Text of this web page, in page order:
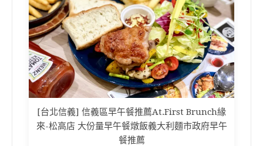
[台北信義] 信義區早午餐推薦At.First Brunch緣
來-松高店 大份量早午餐燉飯義大利麵市政府早午
餐推薦